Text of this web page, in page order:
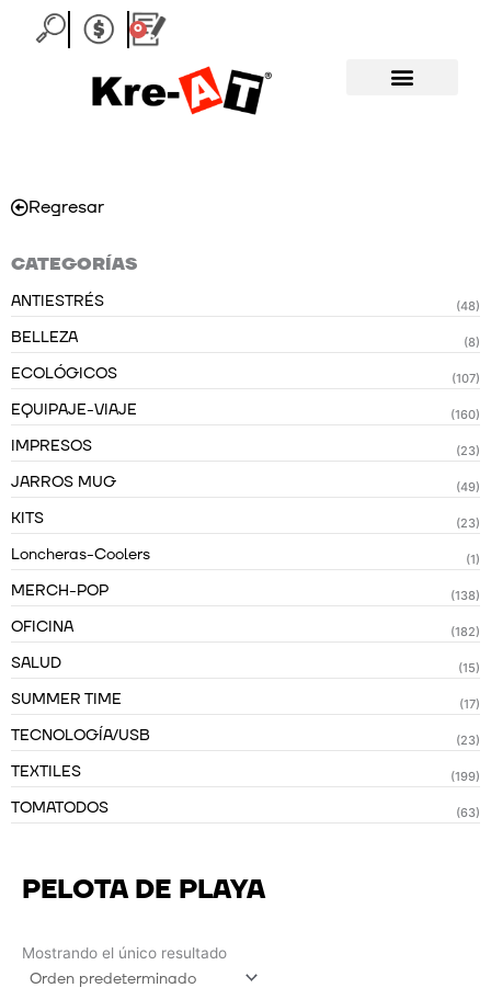
0
Carrito
Regresar
CATEGORÍAS
ANTIESTRÉS (48)
BELLEZA (8)
ECOLÓGICOS (107)
EQUIPAJE-VIAJE (160)
IMPRESOS (23)
JARROS MUG (49)
KITS (23)
Loncheras-Coolers (1)
MERCH-POP (138)
OFICINA (182)
SALUD (15)
SUMMER TIME (17)
TECNOLOGÍA/USB (23)
TEXTILES (199)
TOMATODOS (63)
PELOTA DE PLAYA
Mostrando el único resultado